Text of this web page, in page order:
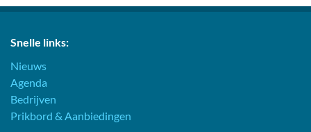
Snelle links:
Nieuws
Agenda
Bedrijven
Prikbord & Aanbiedingen